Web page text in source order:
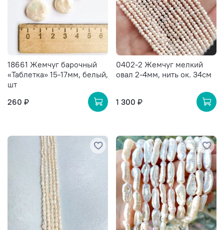
18661 Жемчуг барочный
«Таблетка» 15-17мм, белый,
шт
260 ₽
0402-2 Жемчуг мелкий
овал 2-4мм, нить ок. 34см
1 300 ₽